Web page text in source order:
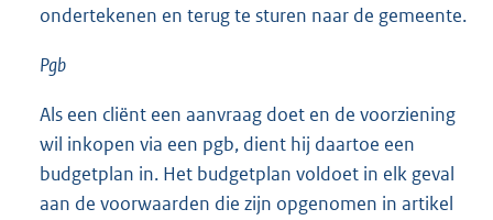
ondertekenen en terug te sturen naar de gemeente.
Pgb
Als een cliënt een aanvraag doet en de voorziening
wil inkopen via een pgb, dient hij daartoe een
budgetplan in. Het budgetplan voldoet in elk geval
aan de voorwaarden die zijn opgenomen in artikel